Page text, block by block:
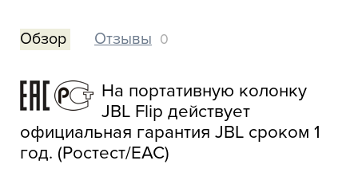
Обзор Отзывы 0
На портативную колонку
JBL Flip действует
официальная гарантия JBL сроком 1
год. (Ростест/EAC)